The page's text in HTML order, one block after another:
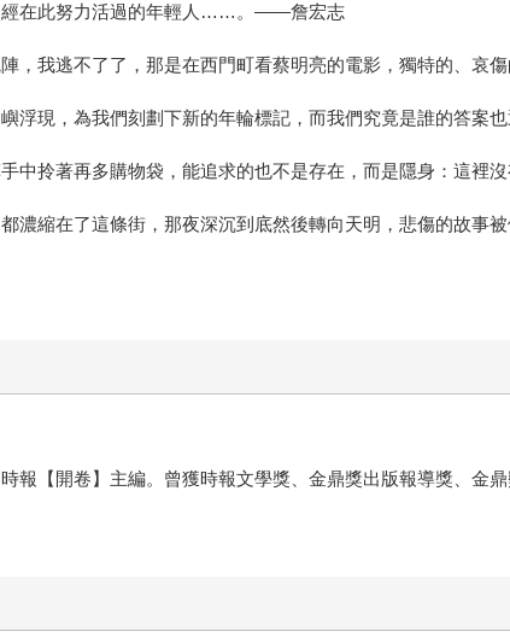
經在此努力活過的年輕人……。——詹宏志
，我逃不了了，那是在西門町看蔡明亮的電影，獨特的、哀
浮現，為我們刻劃下新的年輪標記，而我們究竟是誰的答案
中拎著再多購物袋，能追求的也不是存在，而是隱身：這裡
濃縮在了這條街，那夜深沉到底然後轉向天明，悲傷的故事
報【開卷】主編。曾獲時報文學獎、金鼎獎出版報導獎、金